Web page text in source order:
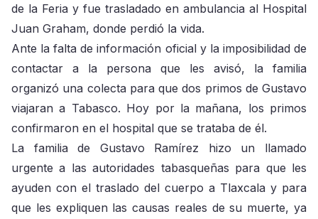
de la Feria y fue trasladado en ambulancia al Hospital
Juan Graham, donde perdió la vida.
Ante la falta de información oficial y la imposibilidad de
contactar a la persona que les avisó, la familia
organizó una colecta para que dos primos de Gustavo
viajaran a Tabasco. Hoy por la mañana, los primos
confirmaron en el hospital que se trataba de él.
La familia de Gustavo Ramírez hizo un llamado
urgente a las autoridades tabasqueñas para que les
ayuden con el traslado del cuerpo a Tlaxcala y para
que les expliquen las causas reales de su muerte, ya